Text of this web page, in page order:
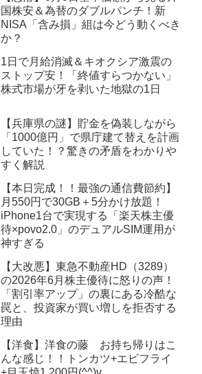
国株安＆為替のダブルパンチ！新
NISA「含み損」組は今どう動くべき
か？
1日で月給消滅＆キオクシア激震の
ストップ安！「終値すらつかない」
株式市場が牙を剥いた地獄の1日
【兵庫県の謎】貯金を偽装しながら
「1000億円」で県庁建て替えを計画
していた！？驚きの矛盾をわかりや
すく解説
【本日完成！！最強の通信費節約】
月550円で30GB＋5分かけ放題！
iPhone1台で実現する「楽天株主優
待×povo2.0」のデュアルSIM運用が
神すぎる
【大改悪】東急不動産HD（3289）
の2026年6月株主優待に怒りの声！
「割引率アップ」の裏にある冷酷な
罠と、投資家が買い増しを拒否する
理由
【洋食】洋食の藤 お持ち帰りはこ
んな感じ！！トンカツ+エビフライ